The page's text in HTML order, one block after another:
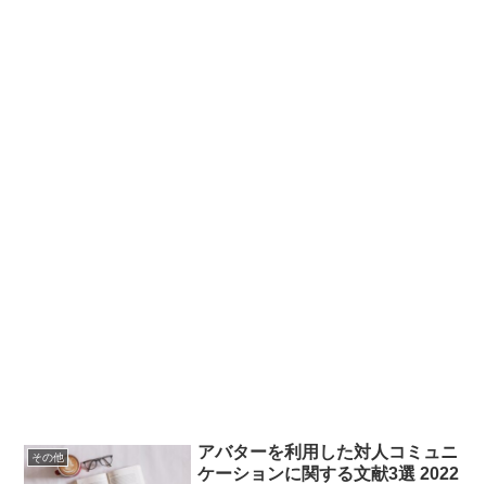
その他
アバターを利用した対人コミュニ
ケーションに関する文献3選 2022